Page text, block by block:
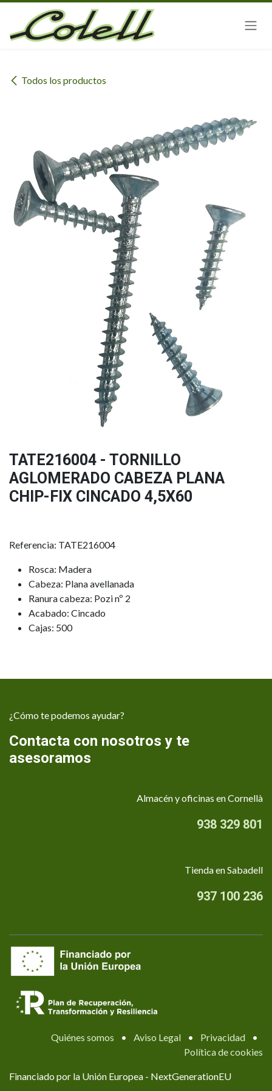
Ir al contenido
Todos los productos
TATE216004 - TORNILLO
AGLOMERADO CABEZA PLANA
CHIP-FIX CINCADO 4,5X60
Referencia: TATE216004
Rosca: Madera
Cabeza: Plana avellanada
Ranura cabeza: Pozi nº 2
Acabado: Cincado
Cajas: 500
¿Cómo te podemos ayudar?
Contacta con nosotros y te
asesoramos
Almacén y oficinas en Cornellà
938 329 801
Tienda en Sabadell
937 100 236
Quiénes somos • Aviso Legal • Privacidad
•
Política de cookies
Financiado por la Unión Europea - NextGenerationEU